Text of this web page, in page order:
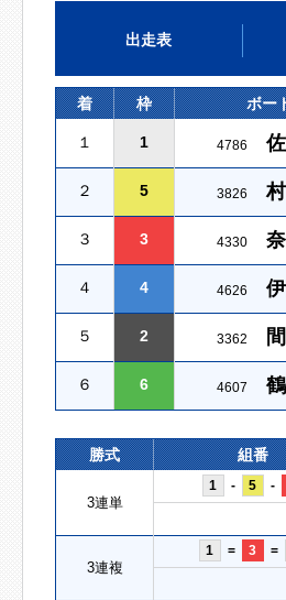
出走表
着 枠 ボー
１ 1 4786
２ 5 3826
３ 3 4330
４ 4 4626
５ 2 3362
６ 6 4607
勝式 組番
3連単
1 - 5 -
3連複
1 = 3 =